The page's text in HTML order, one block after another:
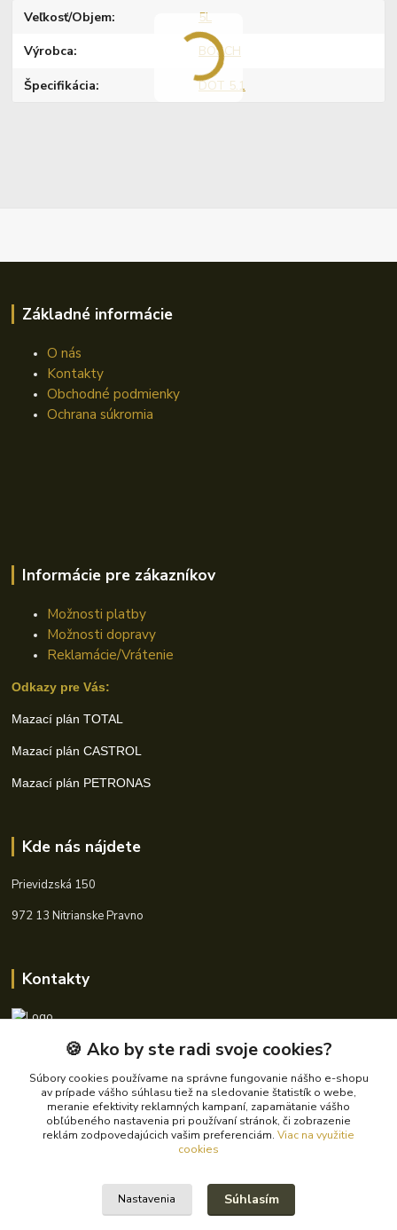
Veľkosť/Objem 5L
Výrobca BOSCH
Špecifikácia DOT 5.1
Základné informácie
O nás
Kontakty
Obchodné podmienky
Ochrana súkromia
Informácie pre zákazníkov
Možnosti platby
Možnosti dopravy
Reklamácie/Vrátenie
Odkazy pre Vás:
Mazací plán TOTAL
Mazací plán CASTROL
Mazací plán PETRONAS
Kde nás nájdete
Prievidzská 150
972 13 Nitrianske Pravno
Kontakty
+421 940 621 185
info@autoking.sk
🍪 Ako by ste radi svoje cookies?
Súbory cookies používame na správne fungovanie nášho e-shopu
av prípade vášho súhlasu tiež na sledovanie štatistík o webe,
meranie efektivity reklamných kampaní, zapamätanie vášho
obľúbeného nastavenia pri používaní stránok, či zobrazenie
reklám zodpovedajúcich vašim preferenciám. Viac na využitie
cookies
Nastavenia Súhlasím